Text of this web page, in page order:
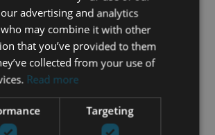
equipada
advertising and analytics
may combine it with other
that you’ve provided to them
collected from your use of
Read more
Targeting